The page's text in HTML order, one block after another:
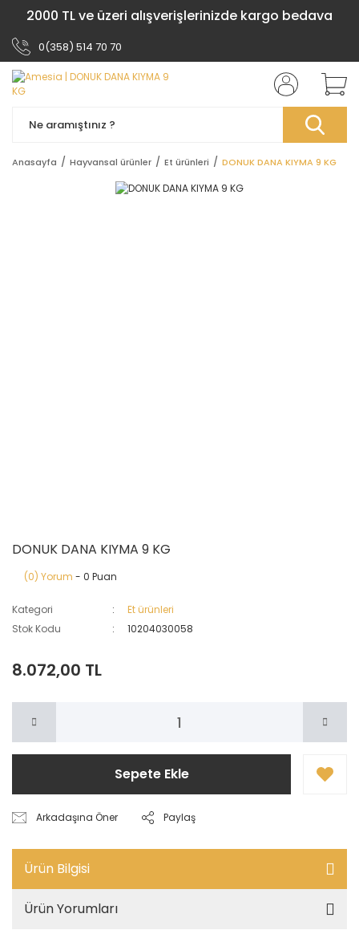
2000 TL ve üzeri alışverişlerinizde kargo bedava
0(358) 514 70 70
Anasayfa Hayvansal ürünler Et ürünleri DONUK DANA KIYMA 9 KG
DONUK DANA KIYMA 9 KG
(0) Yorum - 0 Puan
Kategori
Et ürünleri
Stok Kodu
10204030058
8.072,00 TL
Sepete Ekle
Arkadaşına Öner Paylaş
Ürün Bilgisi
Ürün Yorumları